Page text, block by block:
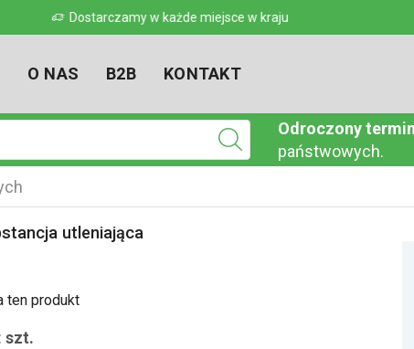
Dostarczamy w każde miejsce w kraju
O NAS B2B KONTAKT
wyszukiwania
Odroczony
państwowych.
utleniająca
ten produkt
szt.